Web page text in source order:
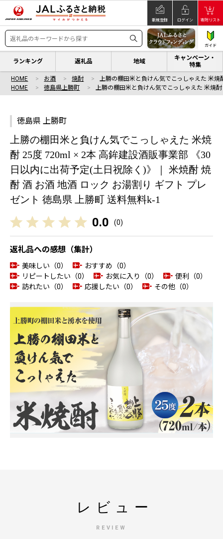
新規登録 ログイン 寄附リスト
ガイド
ランキング 返礼品 地域
キャンペーン・
特集
HOME お酒 焼酎
上勝の棚田米と負けん気でこっしゃえた 米焼
HOME
徳島県上勝町 上勝の棚田米と負けん気でこっしゃえた 米焼
徳島県 上勝町
上勝の棚田米と負けん気でこっしゃえた 米焼
酎 25度 720ml × 2本 高鉾建設酒販事業部 《30
日以内に出荷予定(土日祝除く)》｜ 米焼酎 焼
酎 酒 お酒 地酒 ロック お湯割り ギフト プレ
ゼント 徳島県 上勝町 送料無料k-1
0.0 (0)
返礼品への感想（集計）
美味しい（0）
おすすめ（0）
リピートしたい（0）
お気に入り（0）
便利（0）
訪れたい（0）
応援したい（0） その他（0）
レビュー
REVIEW